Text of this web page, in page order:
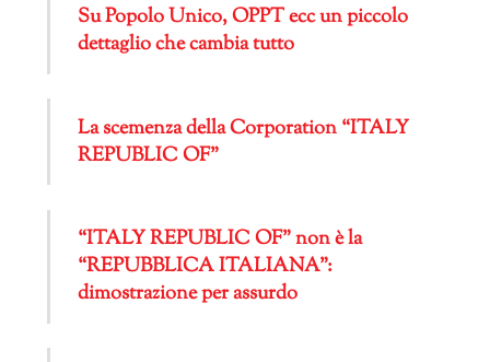
Su Popolo Unico, OPPT ecc un piccolo
dettaglio che cambia tutto
La scemenza della Corporation “ITALY
REPUBLIC OF”
“ITALY REPUBLIC OF” non è la
“REPUBBLICA ITALIANA”:
dimostrazione per assurdo